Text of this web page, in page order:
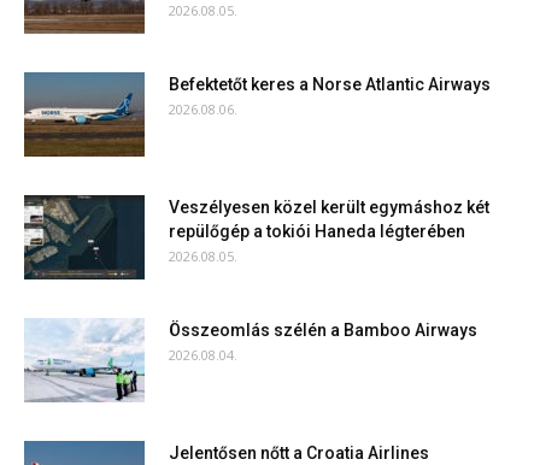
2026.08.05.
Befektetőt keres a Norse Atlantic Airways
2026.08.06.
Veszélyesen közel került egymáshoz két
repülőgép a tokiói Haneda légterében
2026.08.05.
Összeomlás szélén a Bamboo Airways
2026.08.04.
Jelentősen nőtt a Croatia Airlines